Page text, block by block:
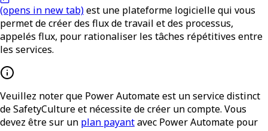
(opens in new tab)est une plateforme logicielle qui vous
permet de créer des flux de travail et des processus,
appelés flux, pour rationaliser les tâches répétitives entre
les services.
Veuillez noter que Power Automate est un service distinct
de SafetyCulture et nécessite de créer un compte. Vous
devez être sur un plan payantavec Power Automate pour